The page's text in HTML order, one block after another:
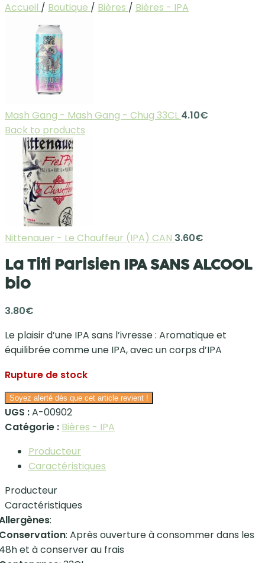
Accueil / Boutique / Bières / Bières - IPA
Mash Gang - Mash Gang - Chug 33CL 4.10€
Back to products
Nittenauer - Le Chauffeur (IPA) CAN 3.60€
La Titi Parisien IPA SANS ALCOOL
bio
3.80€
Le plaisir d’une IPA sans l’ivresse : Aromatique et
équilibrée comme une IPA, avec un corps d’IPA
Rupture de stock
Soyez alerté dès que cet article revient !
UGS :A-00902
Catégorie : Bières - IPA
Producteur
Caractéristiques
Producteur
Caractéristiques
:
: Après ouverture à consommer dans les
et à conserver au frais